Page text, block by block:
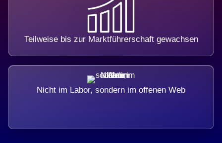
Teilweise bis zur Marktführerschaft gewachsen
Nicht im Labor, sondern im offenen Web